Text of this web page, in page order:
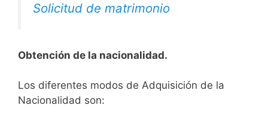
Solicitud de matrimonio
Obtención de la nacionalidad.
​​​Los diferentes modos de Adquisición de la
Nacionalidad son: